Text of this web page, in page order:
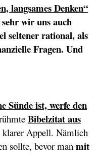
langsames Denken“
wir uns auch
seltener rational, als
Fragen. Und
Sünde ist, werfe den
Bibelzitat aus
klarer Appell. Nämlich
sollte, bevor man mit